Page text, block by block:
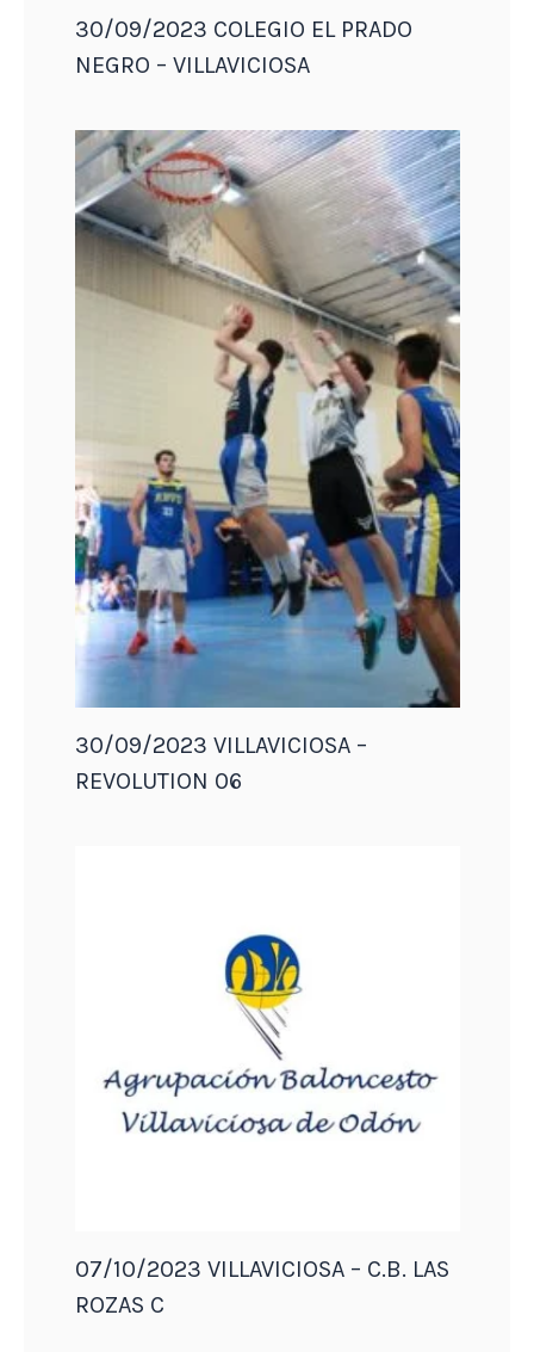
30/09/2023 COLEGIO EL PRADO
NEGRO – VILLAVICIOSA
30/09/2023 VILLAVICIOSA –
REVOLUTION 06
07/10/2023 VILLAVICIOSA – C.B. LAS
ROZAS C